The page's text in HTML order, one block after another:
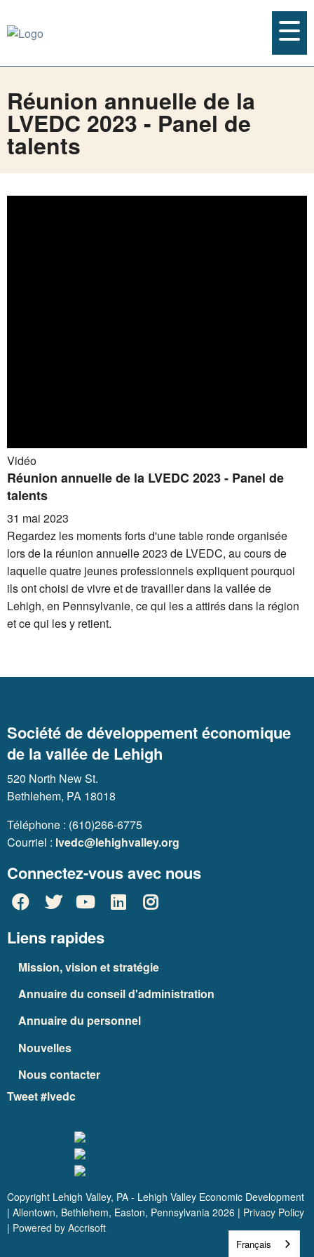
Réunion annuelle de la
LVEDC 2023 - Panel de
talents
Vidéo
Réunion annuelle de la LVEDC 2023 - Panel de
talents
31 mai 2023
Regardez les moments forts d'une table ronde organisée
lors de la réunion annuelle 2023 de LVEDC, au cours de
laquelle quatre jeunes professionnels expliquent pourquoi
ils ont choisi de vivre et de travailler dans la vallée de
Lehigh, en Pennsylvanie, ce qui les a attirés dans la région
et ce qui les y retient.
Société de développement économique
de la vallée de Lehigh
520 North New St.
Bethlehem, PA 18018
Téléphone : (610)266-6775
Courriel : lvedc@lehighvalley.org
Connectez-vous avec nous
Liens rapides
Mission, vision et stratégie
Annuaire du conseil d'administration
Annuaire du personnel
Nouvelles
Nous contacter
Tweet #lvedc
Copyright Lehigh Valley, PA - Lehigh Valley Economic Development
| Allentown, Bethlehem, Easton, Pennsylvania 2026 | Privacy Policy
| Powered by Accrisoft
Français